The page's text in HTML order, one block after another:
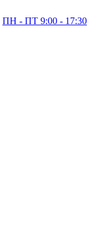
ПН - ПТ 9:00 - 17:30